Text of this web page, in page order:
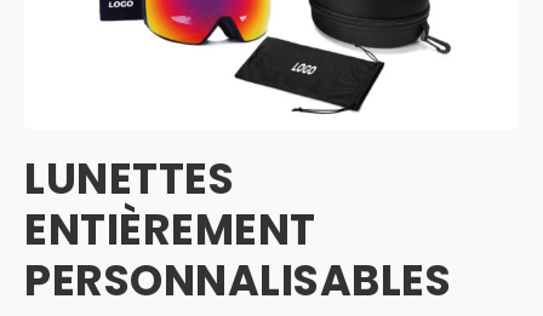
LUNETTES
ENTIÈREMENT
PERSONNALISABLES